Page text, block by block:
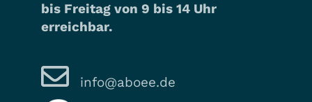
bis Freitag von 9 bis 14 Uhr
erreichbar.
info@aboee.de